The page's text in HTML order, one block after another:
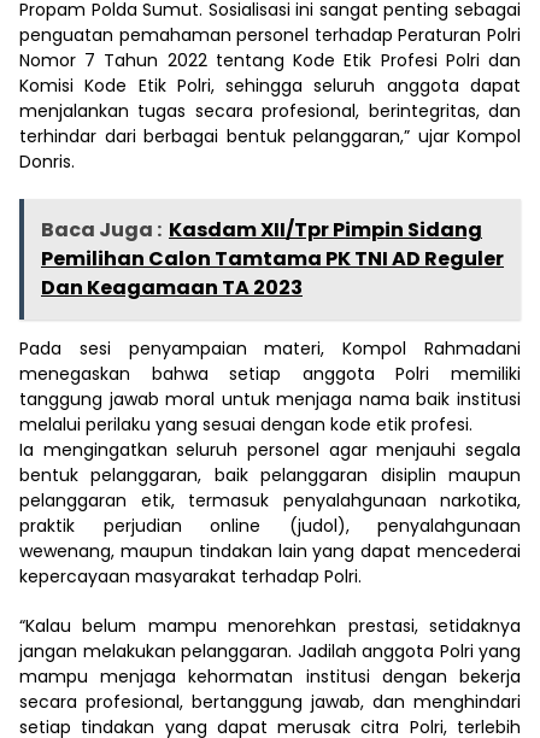
Propam Polda Sumut. Sosialisasi ini sangat penting sebagai
penguatan pemahaman personel terhadap Peraturan Polri
Nomor 7 Tahun 2022 tentang Kode Etik Profesi Polri dan
Komisi Kode Etik Polri, sehingga seluruh anggota dapat
menjalankan tugas secara profesional, berintegritas, dan
terhindar dari berbagai bentuk pelanggaran,” ujar Kompol
Donris.
Baca Juga : Kasdam XII/Tpr Pimpin Sidang
Pemilihan Calon Tamtama PK TNI AD Reguler
Dan Keagamaan TA 2023
Pada sesi penyampaian materi, Kompol Rahmadani
menegaskan bahwa setiap anggota Polri memiliki
tanggung jawab moral untuk menjaga nama baik institusi
melalui perilaku yang sesuai dengan kode etik profesi.
Ia mengingatkan seluruh personel agar menjauhi segala
bentuk pelanggaran, baik pelanggaran disiplin maupun
pelanggaran etik, termasuk penyalahgunaan narkotika,
praktik perjudian online (judol), penyalahgunaan
wewenang, maupun tindakan lain yang dapat mencederai
kepercayaan masyarakat terhadap Polri.
“Kalau belum mampu menorehkan prestasi, setidaknya
jangan melakukan pelanggaran. Jadilah anggota Polri yang
mampu menjaga kehormatan institusi dengan bekerja
secara profesional, bertanggung jawab, dan menghindari
setiap tindakan yang dapat merusak citra Polri, terlebih